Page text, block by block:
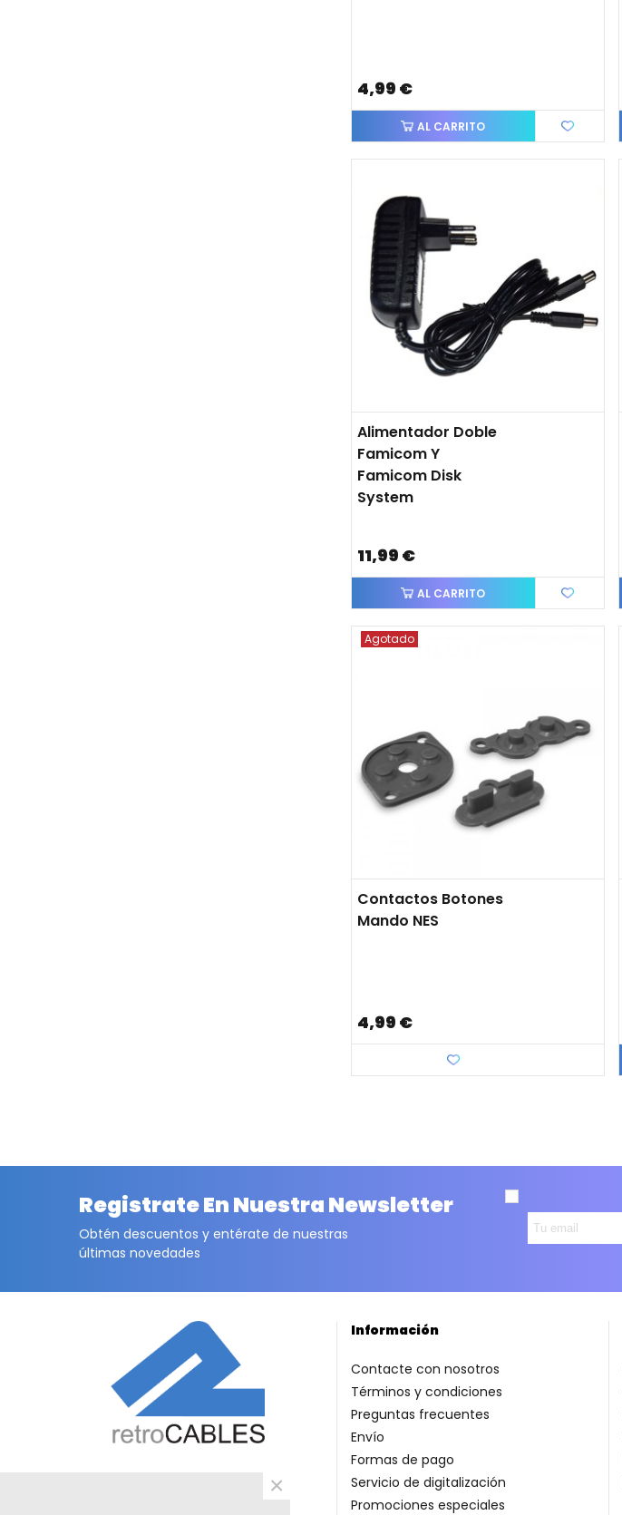
4,99 €
AL CARRITO
Alimentador Doble
Famicom Y
Famicom Disk
System
11,99 €
AL CARRITO
Agotado
Contactos Botones
Mando NES
4,99 €
Registrate En Nuestra Newsletter
Obtén descuentos y entérate de nuestras
últimas novedades
Información
Contacte con nosotros
Términos y condiciones
Preguntas frecuentes
Envío
Formas de pago
Servicio de digitalización
Promociones especiales
×